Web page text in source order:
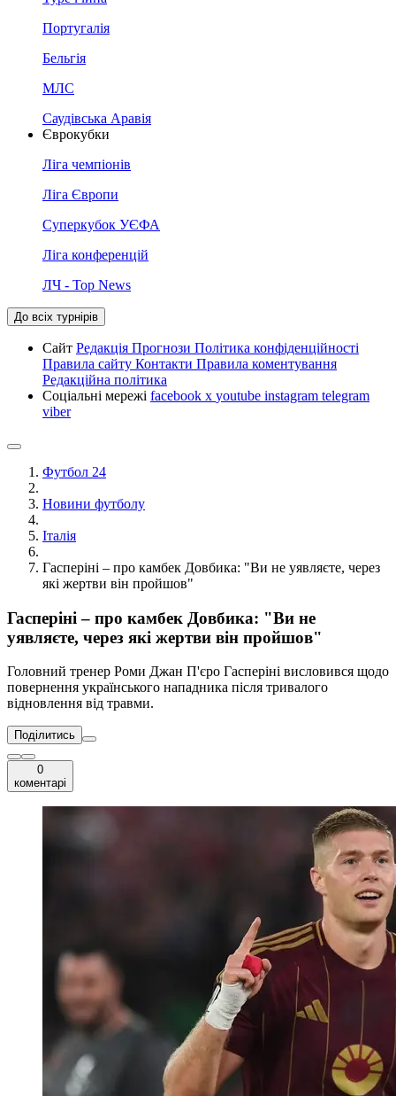
Португалія
Бельгія
МЛС
Саудівська Аравія
Єврокубки
Ліга чемпіонів
Ліга Європи
Суперкубок УЄФА
Ліга конференцій
ЛЧ - Top News
До всіх турнірів
Сайт Редакція Прогнози Політика конфіденційності
Правила сайту Контакти Правила коментування
Редакційна політика
Соціальні мережі facebook x youtube instagram telegram
viber
Футбол 24
Новини футболу
Італія
Гасперіні – про камбек Довбика: "Ви не уявляєте, через
які жертви він пройшов"
Гасперіні – про камбек Довбика: "Ви не
уявляєте, через які жертви він пройшов"
Головний тренер Роми Джан П'єро Гасперіні висловився щодо
повернення українського нападника після тривалого
відновлення від травми.
Поділитись
0
коментарі